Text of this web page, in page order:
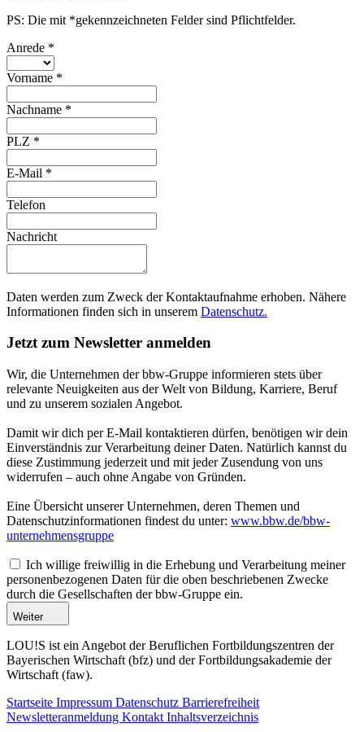
PS: Die mit *gekennzeichneten Felder sind Pflichtfelder.
Anrede *
Vorname *
Nachname *
PLZ *
E-Mail *
Telefon
Nachricht
Daten werden zum Zweck der Kontaktaufnahme erhoben. Nähere
Informationen finden sich in unserem Datenschutz.
Jetzt zum Newsletter anmelden
Wir, die Unternehmen der bbw-Gruppe informieren stets über
relevante Neuigkeiten aus der Welt von Bildung, Karriere, Beruf
und zu unserem sozialen Angebot.
Damit wir dich per E-Mail kontaktieren dürfen, benötigen wir dein
Einverständnis zur Verarbeitung deiner Daten. Natürlich kannst du
diese Zustimmung jederzeit und mit jeder Zusendung von uns
widerrufen – auch ohne Angabe von Gründen.
Eine Übersicht unserer Unternehmen, deren Themen und
Datenschutzinformationen findest du unter: www.bbw.de/bbw-
unternehmensgruppe
Ich willige freiwillig in die Erhebung und Verarbeitung meiner
personenbezogenen Daten für die oben beschriebenen Zwecke
durch die Gesellschaften der bbw-Gruppe ein.
Weiter
LOU!S ist ein Angebot der Beruflichen Fortbildungszentren der
Bayerischen Wirtschaft (bfz) und der Fortbildungsakademie der
Wirtschaft (faw).
Startseite Impressum Datenschutz Barrierefreiheit
Newsletteranmeldung Kontakt Inhaltsverzeichnis